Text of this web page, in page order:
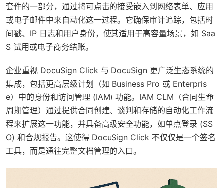
套件的一部分，通过将可点击的接受嵌入到网络表单、应用
或电子邮件中来自动化这一过程。它确保审计追踪，包括时
间戳、IP 日志和用户身份，使其适用于高容量场景，如 Saa
S 试用或电子商务结账。
企业重视 DocuSign Click 与 DocuSign 更广泛生态系统的
集成，包括更高层级计划（如 Business Pro 或 Enterpris
e）中的身份和访问管理 (IAM) 功能。IAM CLM（合同生命
周期管理）通过提供合同创建、谈判和存储的自动化工作流
程来扩展这一功能，并具备高级安全功能，如单点登录 (SS
O) 和合规报告。这使得 DocuSign Click 不仅仅是一个签名
工具，而是通往完整文档管理的入口。